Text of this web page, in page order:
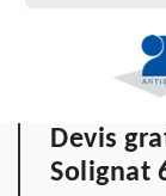
Devis
Solignat